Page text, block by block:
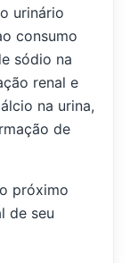
urinário
consumo
sódio na
renal e
na urina,
de
próximo
de seu